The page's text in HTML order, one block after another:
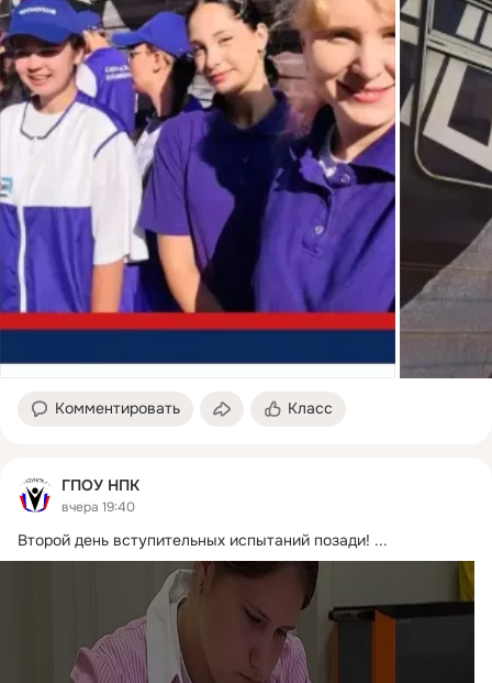
Комментировать Класс
ГПОУ НПК
вчера 19:40
Второй день вступительных испытаний позади! ...